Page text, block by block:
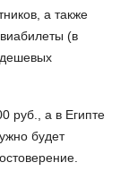
а также
(в
руб., а в Египте
будет